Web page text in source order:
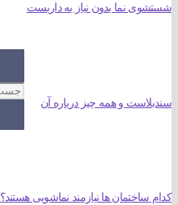
شستشوی نما بدون نیاز به داربست
سندبلاست و همه چیز درباره آن
کدام ساختمان ها نیازمند نماشویی هستند؟